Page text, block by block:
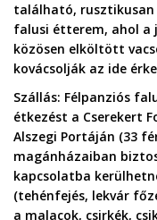
található, rusztikusan
falusi étterem, ahol a
közösen elköltött
kovácsolják az ide
Szállás: Félpanziós
étkezést a Cserekert
Alszegi Portáján (33
magánházaiban
kapcsolatba
(tehénfejés, lekvár
a malacok, csirkék,